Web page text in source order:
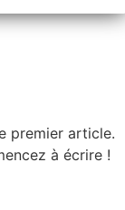
premier article.
à écrire !